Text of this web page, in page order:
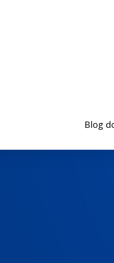
Blog